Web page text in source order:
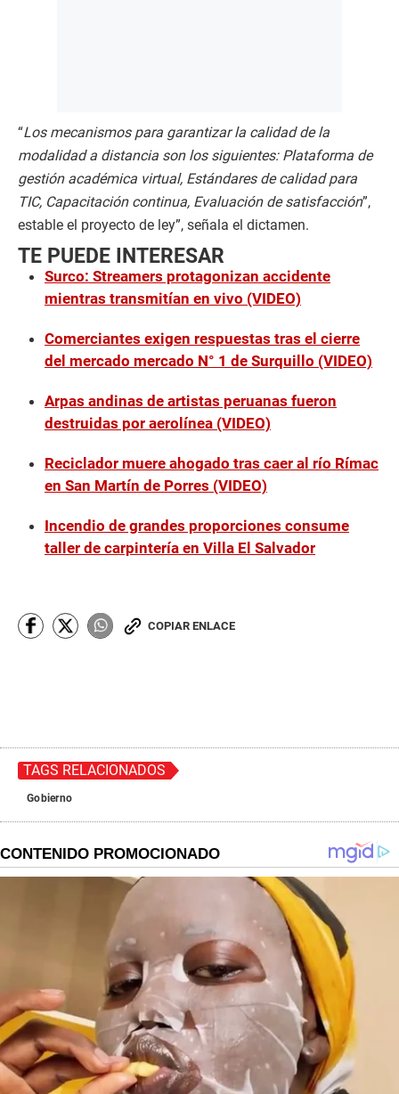
“Los mecanismos para garantizar la calidad de la
modalidad a distancia son los siguientes: Plataforma de
gestión académica virtual, Estándares de calidad para
TIC, Capacitación continua, Evaluación de satisfacción”,
estable el proyecto de ley”, señala el dictamen.
TE PUEDE INTERESAR
Surco: Streamers protagonizan accidente
mientras transmitían en vivo (VIDEO)
Comerciantes exigen respuestas tras el cierre
del mercado mercado N° 1 de Surquillo (VIDEO)
Arpas andinas de artistas peruanas fueron
destruidas por aerolínea (VIDEO)
Reciclador muere ahogado tras caer al río Rímac
en San Martín de Porres (VIDEO)
Incendio de grandes proporciones consume
taller de carpintería en Villa El Salvador
COPIAR ENLACE
TAGS RELACIONADOS
Gobierno